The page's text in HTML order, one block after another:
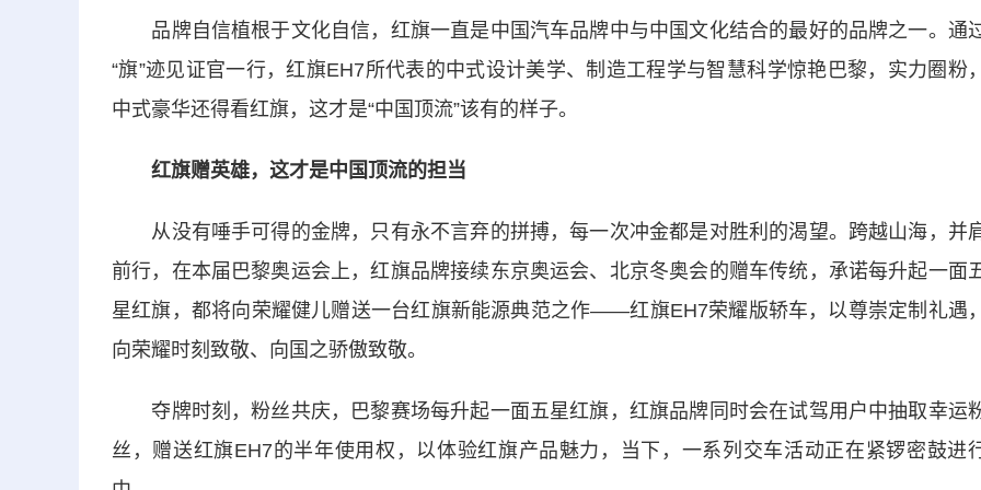
品牌自信植根于文化自信，红旗一直是中国汽车品牌中与中国文化结合的最好的品牌之一。通
“旗”迹见证官一行，红旗EH7所代表的中式设计美学、制造工程学与智慧科学惊艳巴黎，实力圈粉，
中式豪华还得看红旗，这才是“中国顶流”该有的样子。
红旗赠英雄，这才是中国顶流的担当
从没有唾手可得的金牌，只有永不言弃的拼搏，每一次冲金都是对胜利的渴望。跨越山海，并
前行，在本届巴黎奥运会上，红旗品牌接续东京奥运会、北京冬奥会的赠车传统，承诺每升起一面
星红旗，都将向荣耀健儿赠送一台红旗新能源典范之作——红旗EH7荣耀版轿车，以尊崇定制礼遇，
向荣耀时刻致敬、向国之骄傲致敬。
夺牌时刻，粉丝共庆，巴黎赛场每升起一面五星红旗，红旗品牌同时会在试驾用户中抽取幸运
丝，赠送红旗EH7的半年使用权，以体验红旗产品魅力，当下，一系列交车活动正在紧锣密鼓进